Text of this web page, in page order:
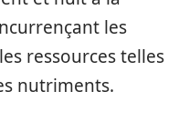
les
ressources telles
nutriments.